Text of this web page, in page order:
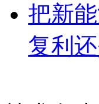
把新
复利